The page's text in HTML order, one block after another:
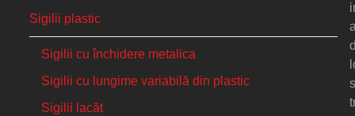
Sigilii plastic
Sigilii cu închidere metalica
Sigilii cu lungime variabilă din plastic
Sigilii lacăt